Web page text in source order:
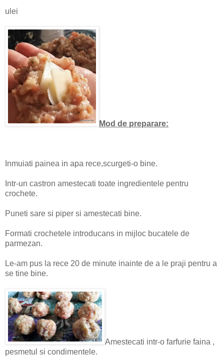
ulei
Mod de preparare:
Inmuiati painea in apa rece,scurgeti-o bine.
Intr-un castron amestecati toate ingredientele pentru
crochete.
Puneti sare si piper si amestecati bine.
Formati crochetele introducans in mijloc bucatele de
parmezan.
Le-am pus la rece 20 de minute inainte de a le praji pentru a
se tine bine.
Amestecati intr-o farfurie faina ,
pesmetul si condimentele.